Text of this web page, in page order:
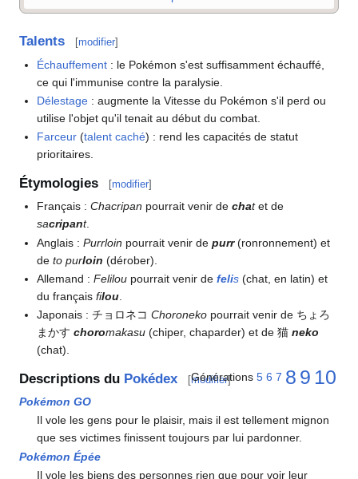
Talents [modifier]
Échauffement : le Pokémon s'est suffisamment échauffé,
ce qui l'immunise contre la paralysie.
Délestage : augmente la Vitesse du Pokémon s'il perd ou
utilise l'objet qu'il tenait au début du combat.
Farceur (talent caché) : rend les capacités de statut
prioritaires.
Étymologies [modifier]
Français :Chacripan pourrait venir dechatet de
sacripant.
Anglais :Purrloin pourrait venir depurr(ronronnement) et
deto purloin (dérober).
Allemand :Felilou pourrait venir defelis (chat, en latin) et
du françaisfilou
Japonais : チョロネコChoroneko pourrait venir de ちょろ
まかすchoromakasu (chiper, chaparder) et de 猫neko
(chat).
Descriptions du Pokédex [modifier]
Générations 5 6 7 8 9 10
Pokémon GO
Il vole les gens pour le plaisir, mais il est tellement mignon
que ses victimes finissent toujours par lui pardonner.
Pokémon Épée
Il vole les biens des personnes rien que pour voir leur